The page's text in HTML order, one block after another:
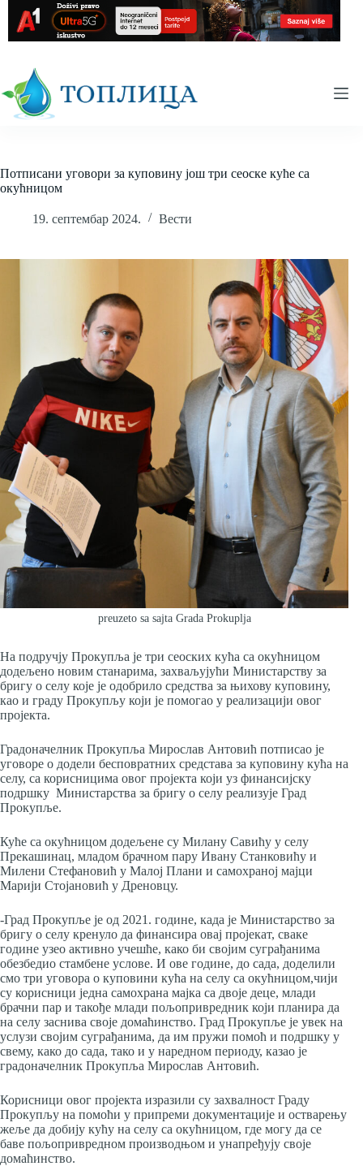
content
Потписани уговори за куповину још три сеоске куће са
окућницом
19. септембар 2024. Вести
preuzeto sa sajta Grada Prokuplja
На подручју Прокупља је три сеоских кућа са окућницом
додељено новим станарима, захваљујући Министарству за
бригу о селу које је одобрило средства за њихову куповину,
као и граду Прокупљу који је помогао у реализацији овог
пројекта.
Градоначелник Прокупља Мирослав Антовић потписао је
уговоре о додели бесповратних средстава за куповину кућа на
селу, са корисницима овог пројекта који уз финансијску
подршку Министарства за бригу о селу реализује Град
Прокупље.
Куће са окућницом додељене су Милану Савићу у селу
Прекашинац, младом брачном пару Ивану Станковићу и
Милени Стефановић у Малој Плани и самохраној мајци
Марији Стојановић у Дреновцу.
-Град Прокупље је од 2021. године, када је Министарство за
бригу о селу кренуло да финансира овај пројекат, сваке
године узео активно учешће, како би својим суграђанима
обезбедио стамбене услове. И ове године, до сада, доделили
смо три уговора о куповини кућа на селу са окућницом,чији
су корисници једна самохрана мајка са двоје деце, млади
брачни пар и такође млади пољопривредник који планира да
на селу заснива своје домаћинство. Град Прокупље је увек на
услузи својим суграђанима, да им пружи помоћ и подршку у
свему, како до сада, тако и у наредном периоду, казао је
градоначелник Прокупља Мирослав Антовић.
Корисници овог пројекта изразили су захвалност Граду
Прокупљу на помоћи у припреми документације и остварењу
жеље да добију кућу на селу са окућницом, где могу да се
баве пољопривредном производњом и унапређују своје
домаћинство.